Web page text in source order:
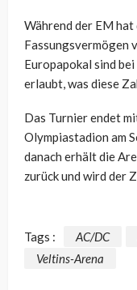
Während der EM
Fassungsvermögen
Europapokal sind
erlaubt, was diese
Das Turnier endet
Olympiastadion am
danach erhält die
zurück und wird der
Tags : AC/DC
Veltins-Arena